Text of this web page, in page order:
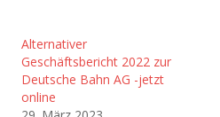
Alternativer
Geschäftsbericht 2022 zur
Deutsche Bahn AG -jetzt
online